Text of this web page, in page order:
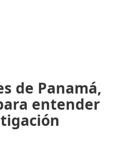
de Panamá,
entender